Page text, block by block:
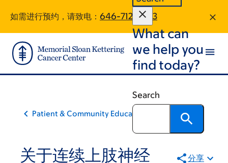
main
content
footer
如需进行预约，请致电： 646-712-8973
What can
we help you
find today?
Search
Patient & Community Education
关于连续上肢神经
分享